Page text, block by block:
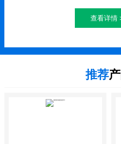
检测产品。在确保准确的情况下，提供快
价值观：服务客户、创新高效（为客户
查看详情
推荐